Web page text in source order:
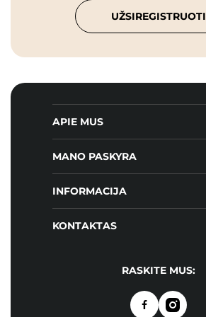
UŽSIREGISTRUOTI
APIE MUS
MANO PASKYRA
INFORMACIJA
KONTAKTAS
RASKITE MUS: